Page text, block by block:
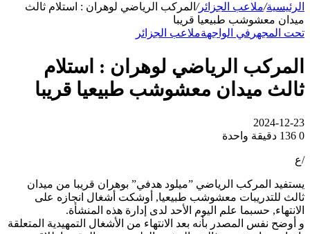
الرئيسية/ملاعب الجزائر/ المركب الرياضي لوهران : استلام ثالث
ميدان معشوشب طبيعيا قريبا
تحت المجهر في الواجهةملاعب الجزائر
المركب الرياضي لوهران : استلام
ثالث ميدان معشوشب طبيعيا قريبا
2024-12-23
0
دقيقة واحدة
/ع
يستفيد المركب الرياضي ”ميلود هدفي” بوهران قريبا من ميدان
ثالث للتدريبات معشوشب طبيعيا, أوشكت أشغال انجازه على
الانتهاء, حسبما علم اليوم الأحد لدى إدارة هذه المنشأة.
و أوضح نفس المصدر بأنه بعد الانتهاء من الأشغال التمهيدية المتعلقة